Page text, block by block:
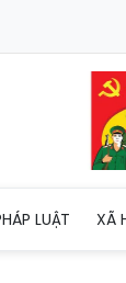
LUẬT XÃ